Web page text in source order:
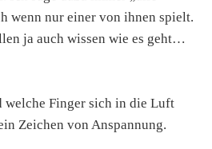
wenn nur einer von ihnen spielt.
ja auch wissen wie es geht…
welche Finger sich in die Luft
Zeichen von Anspannung.